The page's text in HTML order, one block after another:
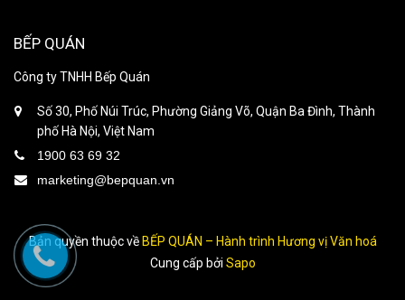
BẾP QUÁN
Công ty TNHH Bếp Quán
Số 30, Phố Núi Trúc, Phường Giảng Võ, Quận Ba Đình, Thành
phố Hà Nội, Việt Nam
1900 63 69 32
marketing@bepquan.vn
Bản quyền thuộc về BẾP QUÁN – Hành trình Hương vị Văn hoá
Cung cấp bởi Sapo